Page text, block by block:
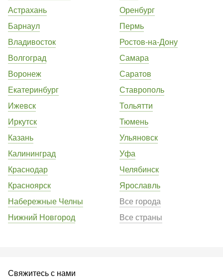
Астрахань
Барнаул
Владивосток
Волгоград
Воронеж
Екатеринбург
Ижевск
Иркутск
Казань
Калининград
Краснодар
Красноярск
Набережные Челны
Нижний Новгород
Оренбург
Пермь
Ростов-на-Дону
Самара
Саратов
Ставрополь
Тольятти
Тюмень
Ульяновск
Уфа
Челябинск
Ярославль
Все города
Все страны
Свяжитесь с нами